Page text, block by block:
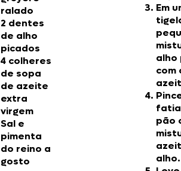
ralado
2 dentes
de alho
picados
4 colheres
de sopa
de azeite
extra
virgem
Sal e
pimenta
do reino a
gosto
Em
alho
com
pão
alho.